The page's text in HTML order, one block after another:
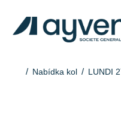
Nabídka kol LUNDI